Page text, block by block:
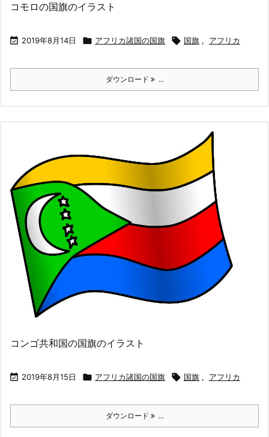
コモロの国旗のイラスト
 2019年8月14日  アフリカ諸国の国旗  国旗 , アフリカ
ダウンロード ...
コンゴ共和国の国旗のイラスト
 2019年8月15日  アフリカ諸国の国旗  国旗 , アフリカ
ダウンロード ...